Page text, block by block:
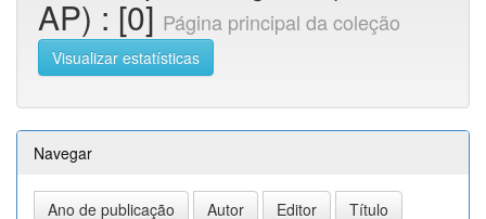
AP) : [0] Página principal da coleção
Visualizar estatísticas
Navegar